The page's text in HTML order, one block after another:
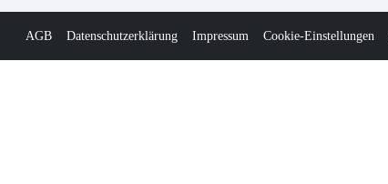
AGB Datenschutzerklärung Impressum Cookie-Einstellungen